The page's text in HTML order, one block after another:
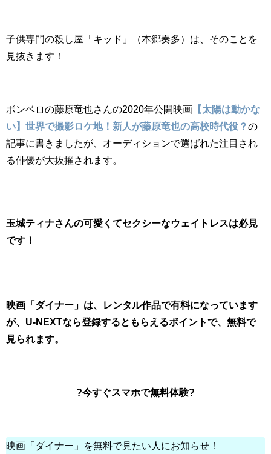
子供専門の殺し屋「キッド」（本郷奏多）は、そのことを
見抜きます！
ボンベロの藤原竜也さんの2020年公開映画 【太陽は動かな
い】世界で撮影ロケ地！新人が藤原竜也の高校時代役？の
記事に書きましたが、オーディションで選ばれた注目され
る俳優が大抜擢されます。
玉城ティナさんの可愛くてセクシーなウェイトレスは必見
です！
映画「ダイナー」は、レンタル作品で有料になっています
が、U-NEXTなら登録するともらえるポイントで、無料で
見られます。
?今すぐスマホで無料体験?
映画「ダイナー」を無料で見たい人にお知らせ！